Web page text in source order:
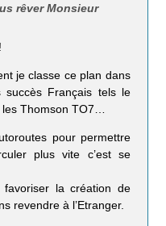
rêver Monsieur
je classe ce plan dans
succès Français tels le
Thomson TO7…
pour permettre
plus vite c’est se
la création de
revendre à l’Etranger.